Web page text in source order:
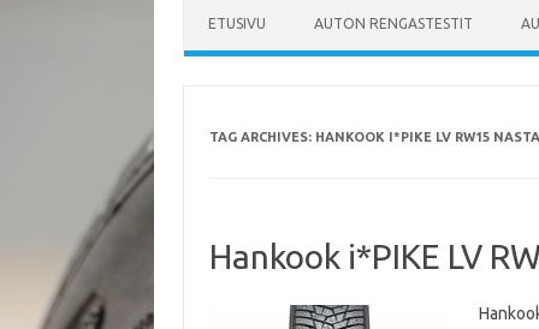
ETUSIVU AUTON RENGASTESTIT
TAG ARCHIVES: HANKOOK I*PIKE LV RW15
Hankook i*PIKE LV